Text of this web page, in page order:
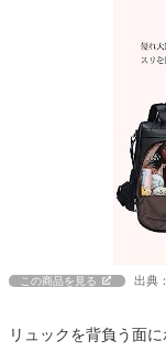
この商品を見る 出典
リュックを背負う面